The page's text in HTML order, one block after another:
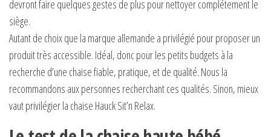
devront faire quelques gestes de plus pour nettoyer complétement le
siège.
Autant de choix que la marque allemande a privilégié pour proposer un
produit très accessible. Idéal, donc pour les petits budgets à la
recherche d’une chaise fiable, pratique, et de qualité. Nous la
recommandons aux personnes recherchant ces qualités. Sinon, mieux
vaut privilégier la chaise Hauck Sit’n Relax.